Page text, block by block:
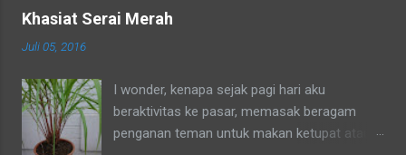
yang kenal aku, termasuk tetangga-tetangga
satu penghuni di lingkungan RT ditempat
tinggal anakku yaitu Green Bintaro Residence.
Para ojeckers (yang udah kenal tentunya) pun
Khasiat Serai Merah
Juli 05, 2016
I wonder, kenapa sejak pagi hari aku
beraktivitas ke pasar, memasak beragam
penganan teman untuk makan ketupat atau